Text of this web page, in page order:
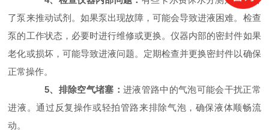
了泵来推动试剂。如果泵出现故障，可能会导致进液困难。检查
泵的工作状态，必要时进行维修或更换。仪器内部的密封件如果
老化或损坏，可能导致进液问题。定期检查并更换密封件以确保
正常操作。
5、排除空气堵塞：进液管路中的气泡可能会干扰正常
进液。通过反复操作或轻拍管路来排除气泡，确保液体顺畅流
动。